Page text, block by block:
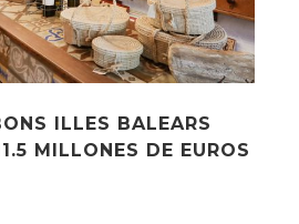
ILLES BALEARS
MILLONES DE EUROS